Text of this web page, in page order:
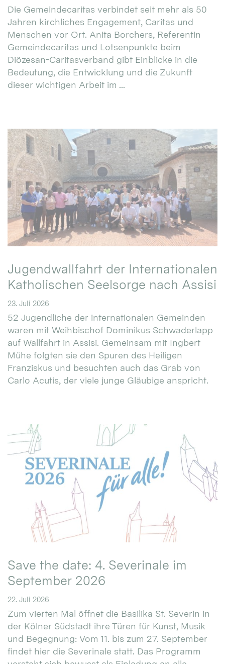
Die Gemeindecaritas verbindet seit mehr als 50
Jahren kirchliches Engagement, Caritas und
Menschen vor Ort. Anita Borchers, Referentin
Gemeindecaritas und Lotsenpunkte beim
Diözesan-Caritasverband gibt Einblicke in die
Bedeutung, die Entwicklung und die Zukunft
dieser wichtigen Arbeit im ...
Jugendwallfahrt der Internationalen
Katholischen Seelsorge nach Assisi
23. Juli 2026
52 Jugendliche der internationalen Gemeinden
waren mit Weihbischof Dominikus Schwaderlapp
auf Wallfahrt in Assisi. Gemeinsam mit Ingbert
Mühe folgten sie den Spuren des Heiligen
Franziskus und besuchten auch das Grab von
Carlo Acutis, der viele junge Gläubige anspricht.
Save the date: 4. Severinale im
September 2026
22. Juli 2026
Zum vierten Mal öffnet die Basilika St. Severin in
der Kölner Südstadt ihre Türen für Kunst, Musik
und Begegnung: Vom 11. bis zum 27. September
findet hier die Severinale statt. Das Programm